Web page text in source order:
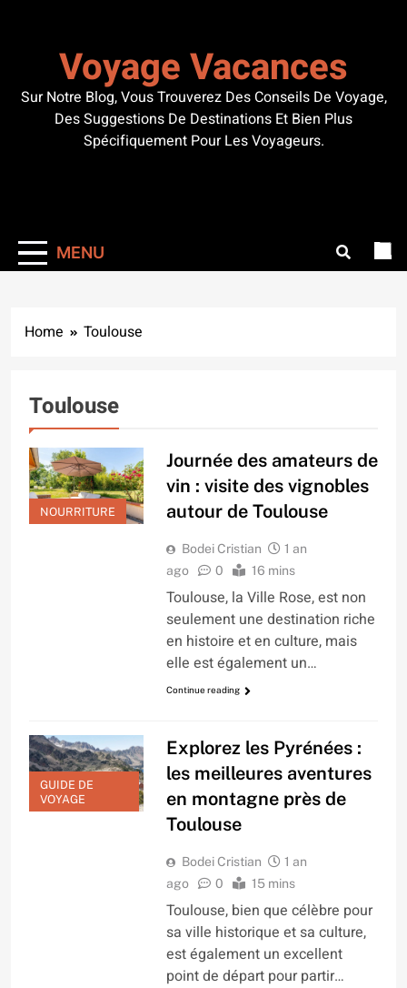
Voyage Vacances
Sur Notre Blog, Vous Trouverez Des Conseils De Voyage,
Des Suggestions De Destinations Et Bien Plus
Spécifiquement Pour Les Voyageurs.
MENU
Home Toulouse
Toulouse
NOURRITURE
Journée des amateurs de
vin : visite des vignobles
autour de Toulouse
Bodei Cristian
1 an
ago
0 16 mins
Toulouse, la Ville Rose, est non
seulement une destination riche
en histoire et en culture, mais
elle est également un…
Continue reading
GUIDE DE
VOYAGE
Explorez les Pyrénées :
les meilleures aventures
en montagne près de
Toulouse
Bodei Cristian
1 an
ago
0 15 mins
Toulouse, bien que célèbre pour
sa ville historique et sa culture,
est également un excellent
point de départ pour partir…